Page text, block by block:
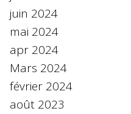
juin 2024
mai 2024
apr 2024
Mars 2024
février 2024
août 2023